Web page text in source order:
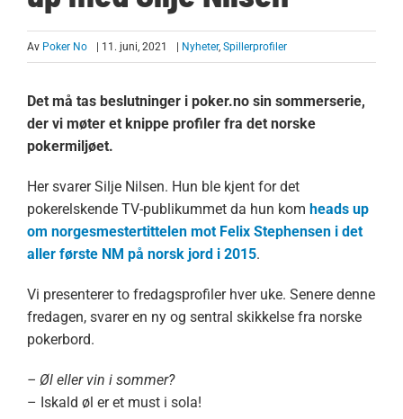
Av Poker No | 11. juni, 2021 Nyheter, Spillerprofiler
Det må tas beslutninger i poker.no sin sommerserie,
der vi møter et knippe profiler fra det norske
pokermiljøet.
Her svarer Silje Nilsen. Hun ble kjent for det
pokerelskende TV-publikummet da hun kom heads up
om norgesmestertittelen mot Felix Stephensen i det
aller første NM på norsk jord i 2015.
Vi presenterer to fredagsprofiler hver uke. Senere denne
fredagen, svarer en ny og sentral skikkelse fra norske
pokerbord.
– Øl eller vin i sommer?
– Iskald øl er et must i sola!